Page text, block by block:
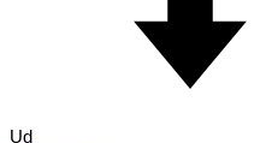
Ud